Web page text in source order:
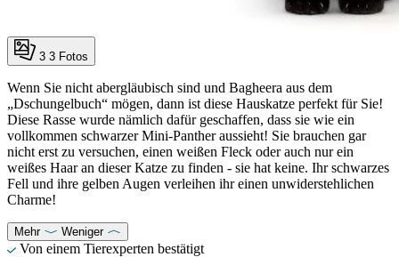
3 3 Fotos
Wenn Sie nicht abergläubisch sind und Bagheera aus dem
„Dschungelbuch“ mögen, dann ist diese Hauskatze perfekt für Sie!
Diese Rasse wurde nämlich dafür geschaffen, dass sie wie ein
vollkommen schwarzer Mini-Panther aussieht! Sie brauchen gar
nicht erst zu versuchen, einen weißen Fleck oder auch nur ein
weißes Haar an dieser Katze zu finden - sie hat keine. Ihr schwarzes
Fell und ihre gelben Augen verleihen ihr einen unwiderstehlichen
Charme!
Mehr Weniger
Von einem Tierexperten bestätigt